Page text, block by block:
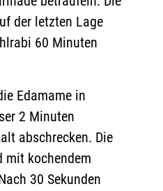
der letzten Lage
60 Minuten
Edamame in
2 Minuten
abschrecken. Die
mit kochendem
30 Sekunden